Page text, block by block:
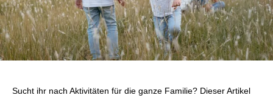
Sucht ihr nach Aktivitäten für die ganze Familie? Dieser Artikel